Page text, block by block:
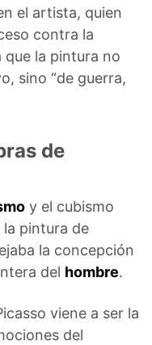
el artista, quien
contra la
que la pintura no
sino “de guerra,
de
y el cubismo
pintura de
la concepción
del hombre.
viene a ser la
del